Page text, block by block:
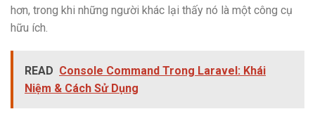
hơn, trong khi những người khác lại thấy nó là một công cụ
hữu ích.
READ Console Command Trong Laravel: Khái
Niệm & Cách Sử Dụng